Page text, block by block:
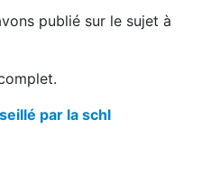
publié sur le sujet à
par la schl